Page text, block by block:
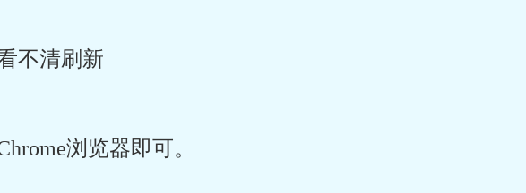
不清刷新
浏览器即可。